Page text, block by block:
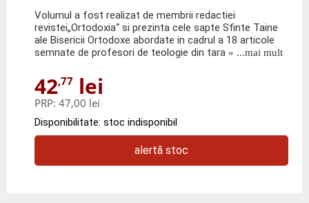
Volumul a fost realizat de membrii redactiei
revistei„Ortodoxia“ si prezinta cele sapte Sfinte Taine
ale Bisericii Ortodoxe abordate in cadrul a 18 articole
semnate de profesori de teologie din tara » ...mai mult
42,77 lei
PRP: 47,00 lei
Disponibilitate: stoc indisponibil
alertă stoc